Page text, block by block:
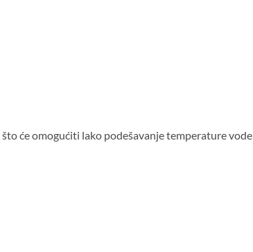
će omogućiti lako podešavanje temperature vode